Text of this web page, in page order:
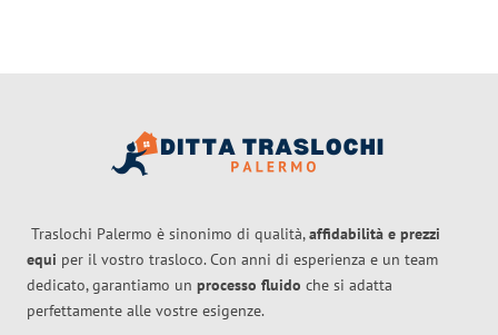
Traslochi Palermo è sinonimo di qualità,affidabilità e prezzi
equi per il vostro trasloco. Con anni di esperienza e un team
dedicato, garantiamo un processo fluido che si adatta
perfettamente alle vostre esigenze.